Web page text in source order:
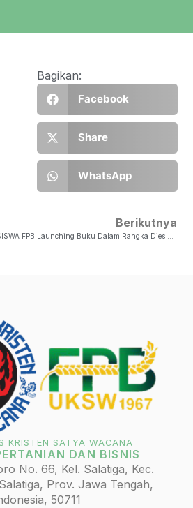
Bagikan:
Facebook
Share
WhatsApp
FPB
Berikutnya
KRISTEN SATYA WACANA
DAN BISNIS
No. 66, Kel. Salatiga, Kec.
Prov. Jawa Tengah,
50711